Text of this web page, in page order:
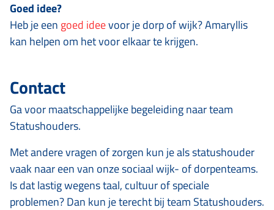
Goed idee?
Heb je een goed ideevoor je dorp of wijk? Amaryllis
kan helpen om het voor elkaar te krijgen.
Contact
Ga voor maatschappelijke begeleiding naar team
Statushouders.
Met andere vragen of zorgen kun je als statushouder
vaak naar een van onze sociaal wijk- of dorpenteams.
Is dat lastig wegens taal, cultuur of speciale
problemen? Dan kun je terecht bij team Statushouders.